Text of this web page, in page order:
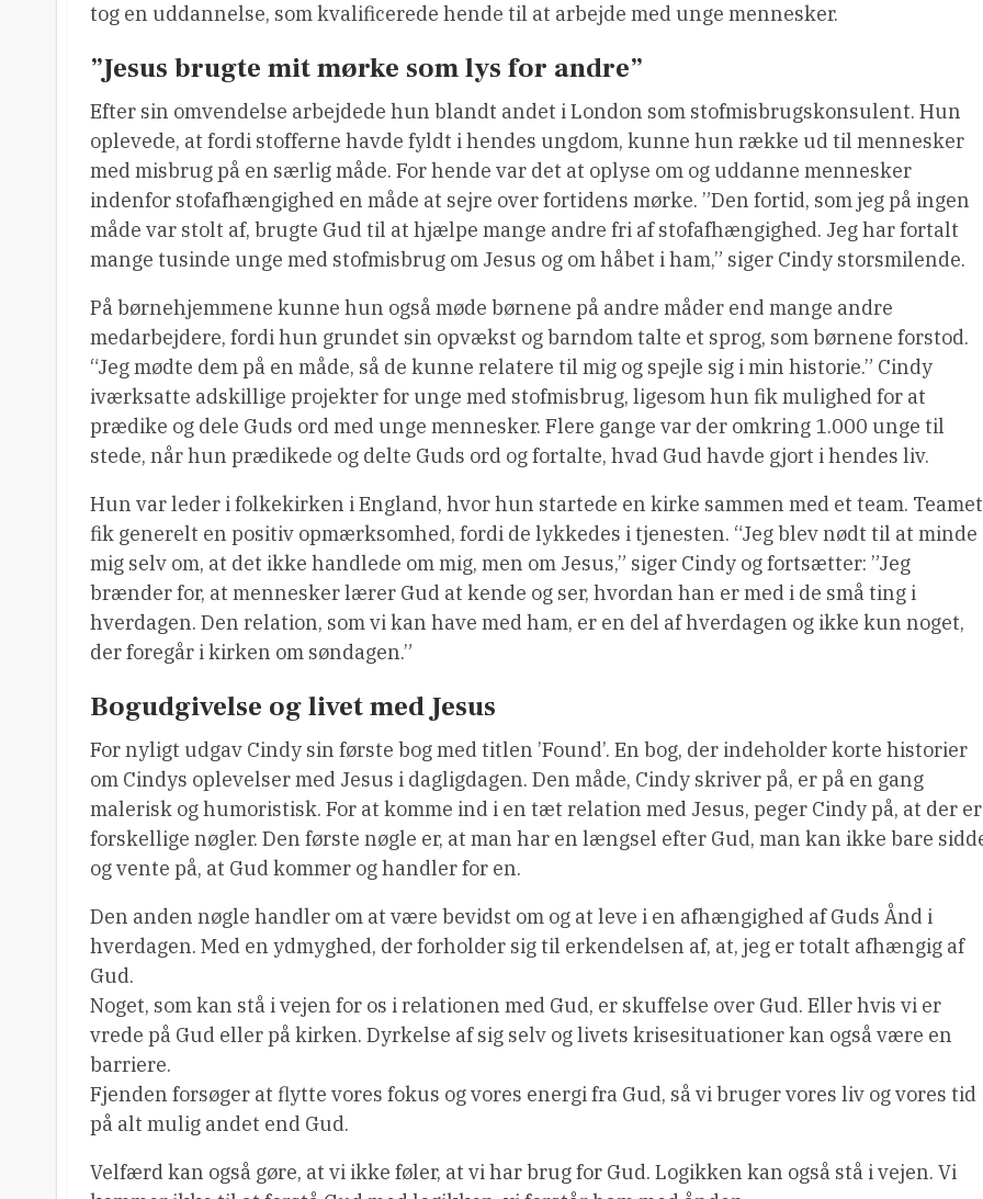
tog en uddannelse, som kvalificerede hende til at arbejde med unge mennesker.
”Jesus brugte mit mørke som lys for andre”
Efter sin omvendelse arbejdede hun blandt andet i London som stofmisbrugskonsulent. Hun
oplevede, at fordi stofferne havde fyldt i hendes ungdom, kunne hun række ud til mennesker
med misbrug på en særlig måde. For hende var det at oplyse om og uddanne mennesker
indenfor stofafhængighed en måde at sejre over fortidens mørke. ”Den fortid, som jeg på ingen
måde var stolt af, brugte Gud til at hjælpe mange andre fri af stofafhængighed. Jeg har fortalt
mange tusinde unge med stofmisbrug om Jesus og om håbet i ham,” siger Cindy storsmilende.
På børnehjemmene kunne hun også møde børnene på andre måder end mange andre
medarbejdere, fordi hun grundet sin opvækst og barndom talte et sprog, som børnene forstod.
“Jeg mødte dem på en måde, så de kunne relatere til mig og spejle sig i min historie.” Cindy
iværksatte adskillige projekter for unge med stofmisbrug, ligesom hun fik mulighed for at
prædike og dele Guds ord med unge mennesker. Flere gange var der omkring 1.000 unge til
stede, når hun prædikede og delte Guds ord og fortalte, hvad Gud havde gjort i hendes liv.
Hun var leder i folkekirken i England, hvor hun startede en kirke sammen med et team. Teamet
fik generelt en positiv opmærksomhed, fordi de lykkedes i tjenesten. “Jeg blev nødt til at minde
mig selv om, at det ikke handlede om mig, men om Jesus,” siger Cindy og fortsætter: ”Jeg
brænder for, at mennesker lærer Gud at kende og ser, hvordan han er med i de små ting i
hverdagen. Den relation, som vi kan have med ham, er en del af hverdagen og ikke kun noget,
der foregår i kirken om søndagen.”
Bogudgivelse og livet med Jesus
For nyligt udgav Cindy sin første bog med titlen ’Found’. En bog, der indeholder korte historier
om Cindys oplevelser med Jesus i dagligdagen. Den måde, Cindy skriver på, er på en gang
malerisk og humoristisk. For at komme ind i en tæt relation med Jesus, peger Cindy på, at der er
forskellige nøgler. Den første nøgle er, at man har en længsel efter Gud, man kan ikke bare
og vente på, at Gud kommer og handler for en.
Den anden nøgle handler om at være bevidst om og at leve i en afhængighed af Guds Ånd i
hverdagen. Med en ydmyghed, der forholder sig til erkendelsen af, at, jeg er totalt afhængig af
Gud.
Noget, som kan stå i vejen for os i relationen med Gud, er skuffelse over Gud. Eller hvis vi er
vrede på Gud eller på kirken. Dyrkelse af sig selv og livets krisesituationer kan også være en
barriere.
Fjenden forsøger at flytte vores fokus og vores energi fra Gud, så vi bruger vores liv og vores tid
på alt mulig andet end Gud.
Velfærd kan også gøre, at vi ikke føler, at vi har brug for Gud. Logikken kan også stå i vejen. Vi